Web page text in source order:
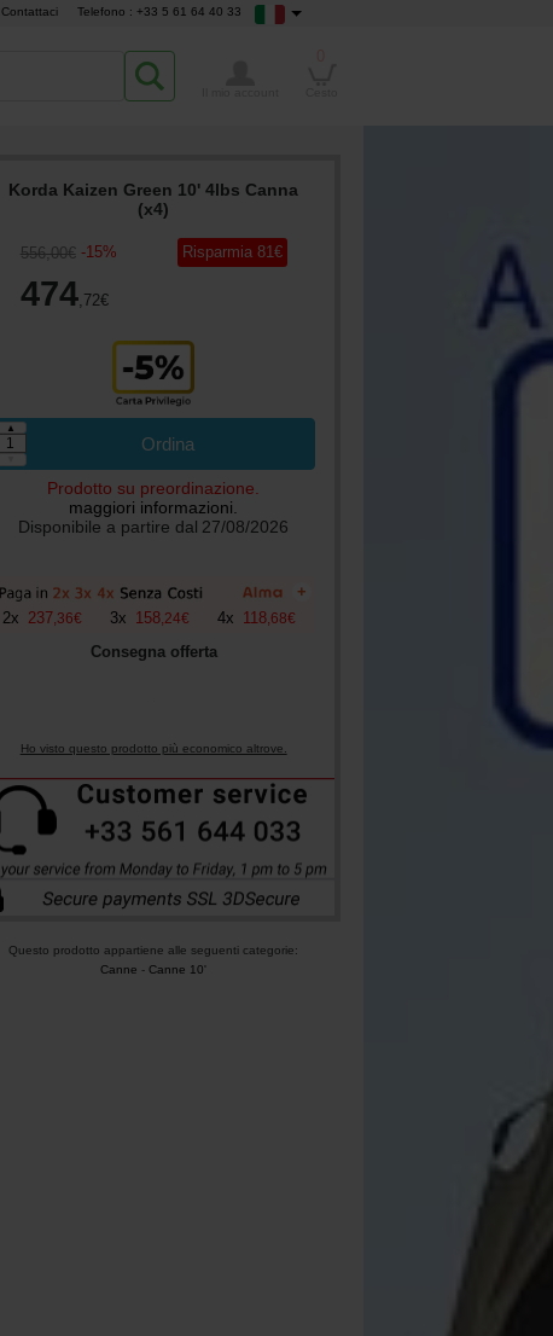
Contattaci Telefono : +33 5 61 64 40 33
Korda Kaizen Green 10' 4lbs Canna
(x4)
556,00€ -15%
474,72€
Risparmia 81€
Ordina
▲
Prodotto su preordinazione.
maggiori informazioni.
Disponibile a partire dal 27/08/2026
+
2x 237 36€ 3x 158 24€ 4x 118 68€
Consegna offerta
Ho visto questo prodotto più economico altrove.
Questo prodotto appartiene alle seguenti categorie:
Canne -Canne 10'